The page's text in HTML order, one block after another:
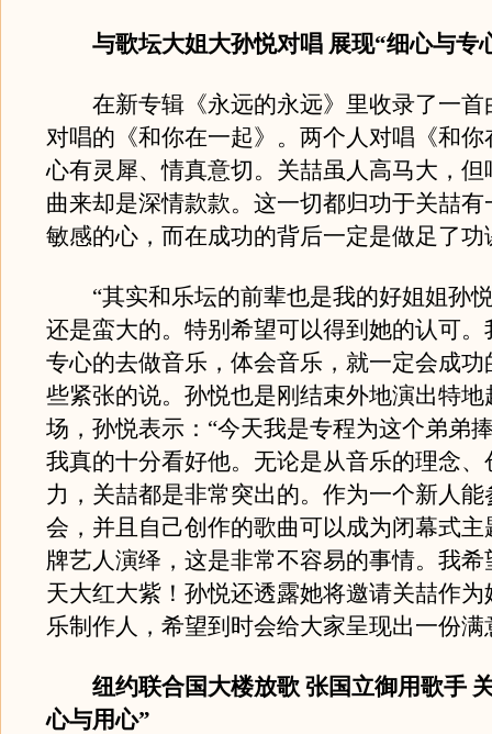
与歌坛大姐大孙悦对唱 展现“细心与专
在新专辑《永远的永远》里收录了一首
对唱的《和你在一起》。两个人对唱《和你
心有灵犀、情真意切。关喆虽人高马大，但
曲来却是深情款款。这一切都归功于关喆有
敏感的心，而在成功的背后一定是做足了功
“其实和乐坛的前辈也是我的好姐姐孙
还是蛮大的。特别希望可以得到她的认可。
专心的去做音乐，体会音乐，就一定会成功
些紧张的说。孙悦也是刚结束外地演出特地
场，孙悦表示：“今天我是专程为这个弟弟
我真的十分看好他。无论是从音乐的理念、
力，关喆都是非常突出的。作为一个新人能
会，并且自己创作的歌曲可以成为闭幕式主
牌艺人演绎，这是非常不容易的事情。我希
天大红大紫！孙悦还透露她将邀请关喆作为
乐制作人，希望到时会给大家呈现出一份满
纽约联合国大楼放歌 张国立御用歌手
心与用心”